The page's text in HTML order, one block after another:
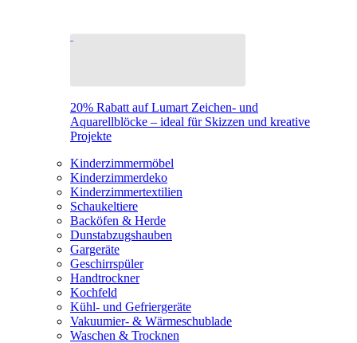
20% Rabatt auf Lumart Zeichen- und
Aquarellblöcke – ideal für Skizzen und kreative
Projekte
Kinderzimmermöbel
Kinderzimmerdeko
Kinderzimmertextilien
Schaukeltiere
Backöfen & Herde
Dunstabzugshauben
Gargeräte
Geschirrspüler
Handtrockner
Kochfeld
Kühl- und Gefriergeräte
Vakuumier- & Wärmeschublade
Waschen & Trocknen